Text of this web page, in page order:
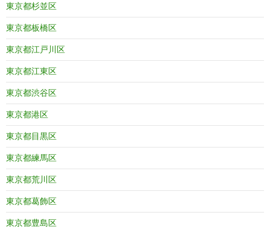
東京都杉並区
東京都板橋区
東京都江戸川区
東京都江東区
東京都渋谷区
東京都港区
東京都目黒区
東京都練馬区
東京都荒川区
東京都葛飾区
東京都豊島区